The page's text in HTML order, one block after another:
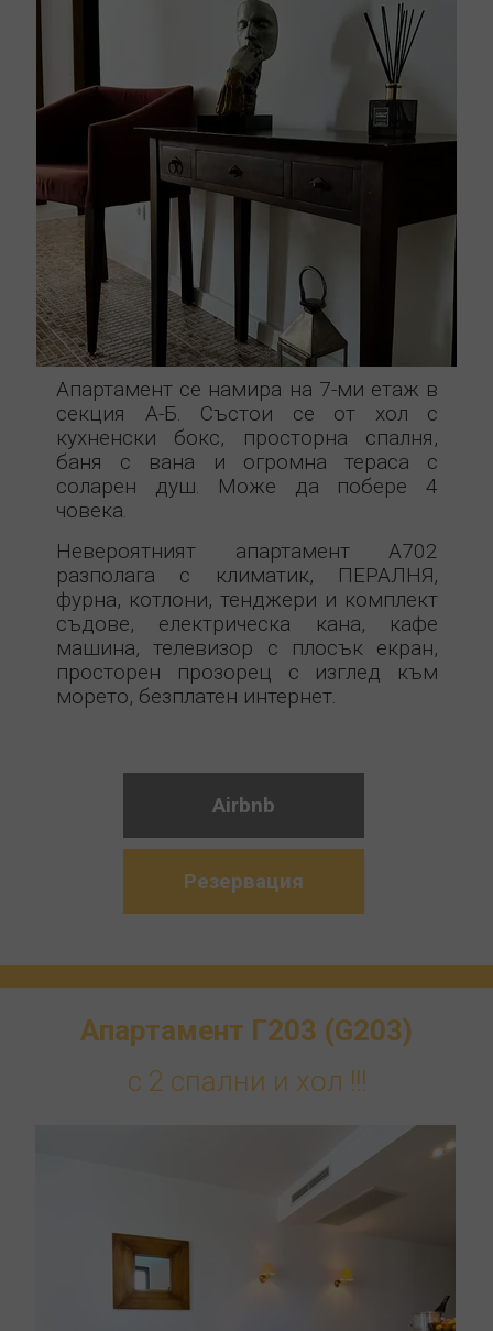
Апартамент се намира на 7-ми етаж в
секция А-Б. Състои се от хол с
кухненски бокс, просторна спалня,
баня с вана и огромна тераса с
соларен душ. Може да побере 4
човека.
Невероятният апартамент A702
разполага с климатик, ПЕРАЛНЯ,
фурна, котлони, тенджери и комплект
съдове, електрическа кана, кафе
машина, телевизор с плосък екран,
просторен прозорец с изглед към
морето, безплатен интернет.
Airbnb
Резервация
Апартамент Г203 (G203)
с 2 спални и хол !!!